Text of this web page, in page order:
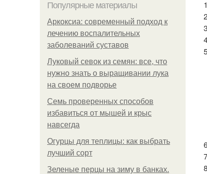
Популярные материалы
Аркоксиа: современный подход к
лечению воспалительных
заболеваний суставов
Луковый севок из семян: все, что
нужно знать о выращивании лука
на своем подворье
Семь проверенных способов
избавиться от мышей и крыс
навсегда
Огурцы для теплицы: как выбрать
лучший сорт
Зеленые перцы на зиму в банках.